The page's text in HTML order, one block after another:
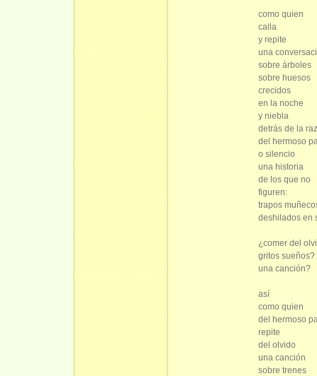
como quien
calla
y repite
una
sobre árboles
sobre huesos
crecidos
en la noche
y niebla
detrás de la
del hermoso
o silencio
una historia
de los que no
figuren:
trapos
deshilados en
¿comer del
gritos
una canción?
así
como quien
del hermoso
repite
del olvido
una canción
sobre trenes